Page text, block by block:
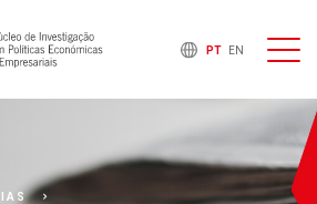
PT EN